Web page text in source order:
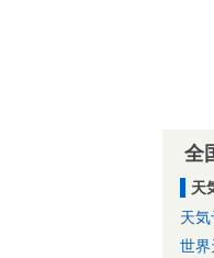
全
天
天気
世界